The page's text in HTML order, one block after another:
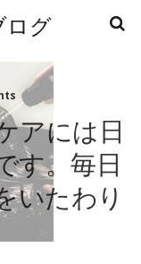
ログ
アには日
す。毎日
いたわり